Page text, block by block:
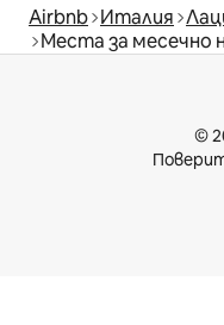
Airbnb Италия
Места за месечно
©